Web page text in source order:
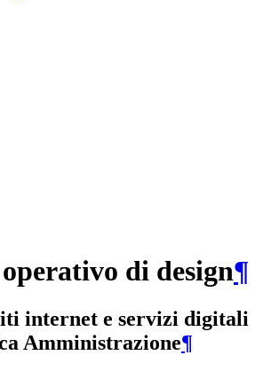
di design¶
internet e servizi digitali
Amministrazione¶